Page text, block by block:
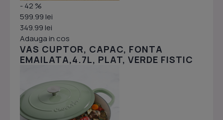
- 42 %
599.99 lei
349.99 lei
Adauga in cos
VAS CUPTOR, CAPAC, FONTA
EMAILATA,4.7L, PLAT, VERDE FISTIC